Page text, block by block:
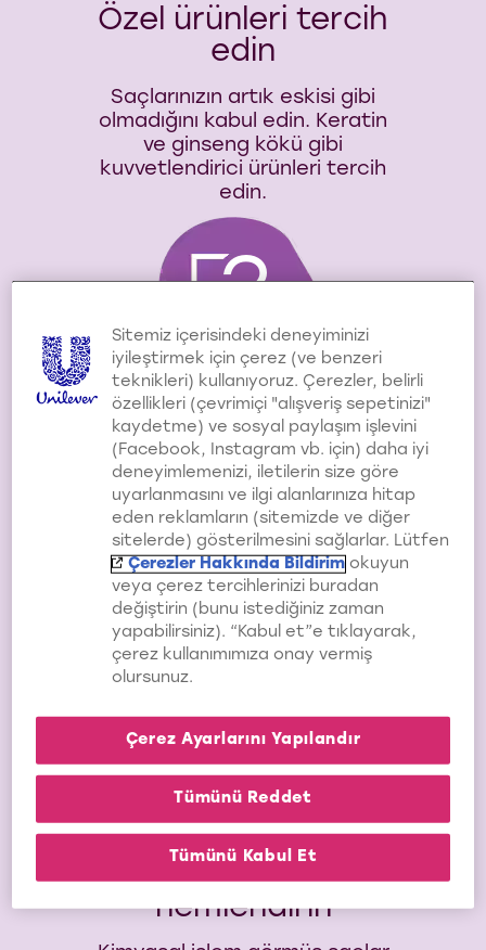
Özel ürünleri tercih
edin
Saçlarınızın artık eskisi gibi
olmadığını kabul edin. Keratin
ve ginseng kökü gibi
kuvvetlendirici ürünleri tercih
edin.
Saçlarınızı çok sık
yıkamayın
2
Saçlarınızı günaşırı yıkamaya
çalışın ve yağlı saçlar sizi
rahatsız ediyorsa saçlarınızı
yıkamayacağınız günlerde
kuru şampuan gibi pratik
ürünler kullanın.
Nemlendirin,
nemlendirin,
nemlendirin
3
Sitemiz içerisindeki deneyiminizi
iyileştirmek için çerez (ve benzeri
teknikleri) kullanıyoruz. Çerezler, belirli
özellikleri (çevrimiçi "alışveriş sepetinizi"
kaydetme) ve sosyal paylaşım işlevini
(Facebook, Instagram vb. için) daha iyi
deneyimlemenizi, iletilerin size göre
uyarlanmasını ve ilgi alanlarınıza hitap
eden reklamların (sitemizde ve diğer
sitelerde) gösterilmesini sağlarlar. Lütfen
Çerezler Hakkında Bildirim okuyun
veya çerez tercihlerinizi buradan
değiştirin (bunu istediğiniz zaman
yapabilirsiniz). “Kabul et”e tıklayarak,
çerez kullanımımıza onay vermiş
olursunuz.
Çerez Ayarlarını Yapılandır
Tümünü Reddet
Tümünü Kabul Et